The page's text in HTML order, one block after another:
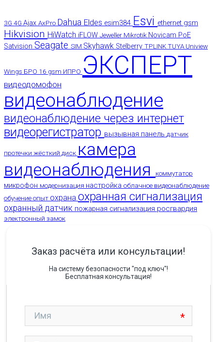
3G 4G Ajax AxPro Dahua Eldes esim384 Esvi ethernet gsm
Hikvision HiWatch iFLOW Jeweller Mikrotik Novicam PoE
Satvision Seagate SIM Skyhawk Stelberry TPLINKTUYA Uniview
Wings БРО 16 gsm ИПРО ЭКСПЕРТ
видеодомофон
видеонаблюдение
видеонаблюдение через интернет
видеорегистратор вызывная панель датчик
протечки жёсткий диск камера
видеонаблюдения
коммутатор
микрофон модернизация настройка облачное видеонаблюдение
обучениеопыт охрана охранная сигнализация
охранный датчик пожарная сигнализация росгвардия
электронный замок